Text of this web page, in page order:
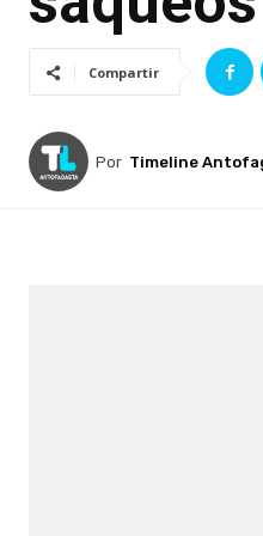
Compartir
Por Timeline